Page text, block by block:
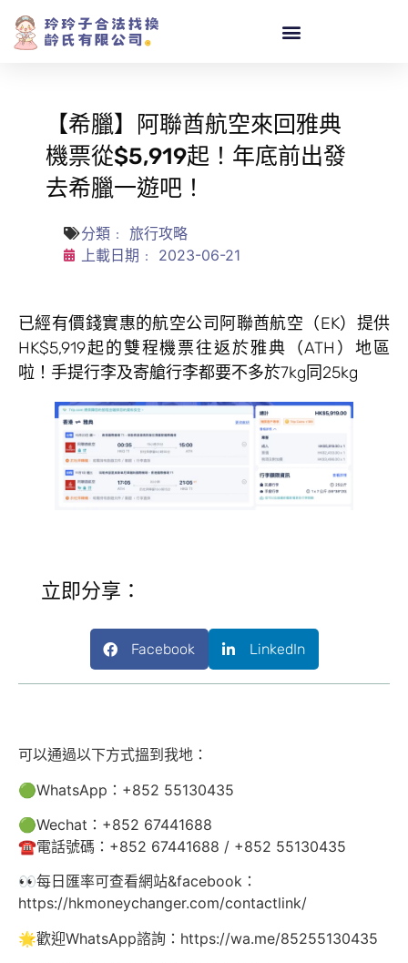
【希臘】阿聯酋航空來回雅典
機票從$5,919起！年底前出發
去希臘一遊吧！
分類﹕ 旅行攻略
上載日期﹕
2023-06-21
已經有價錢實惠的航空公司阿聯酋航空（EK）提供
HK$5,919起的雙程機票往返於雅典（ATH）地區
啦！手提行李及寄艙行李都要不多於7kg同25kg
立即分享：
Facebook LinkedIn
可以通過以下方式搵到我地：
🟢WhatsApp：+852 55130435
🟢Wechat：+852 67441688
☎️電話號碼：+852 67441688 / +852 55130435
👀每日匯率可查看網站&facebook：
https://hkmoneychanger.com/contactlink/
🌟歡迎WhatsApp諮詢：https://wa.me/85255130435